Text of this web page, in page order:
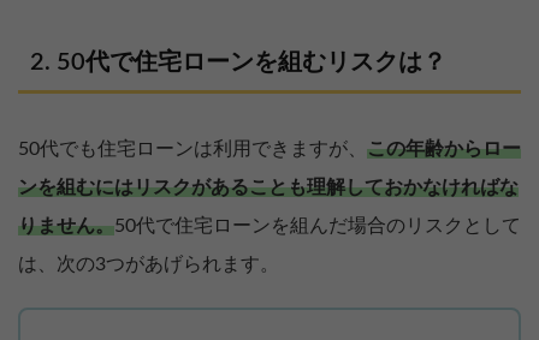
50代で住宅ローンを組むリスクは？
50代でも住宅ローンは利用できますが、 この年齢からロー
ンを組むにはリスクがあることも理解しておかなければな
りません。50代で住宅ローンを組んだ場合のリスクとして
は、次の3つがあげられます。